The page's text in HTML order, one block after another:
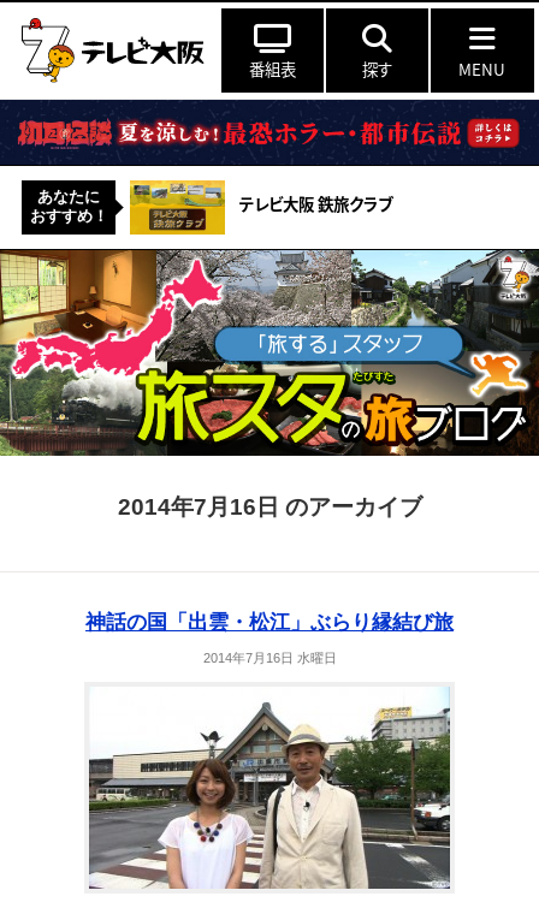
番組表 探す MENU
あなたに
おすすめ！
テレビ大阪 鉄旅クラブ
2014年7月16日 のアーカイブ
神話の国「出雲・松江」ぶらり縁結び旅
2014年7月16日 水曜日